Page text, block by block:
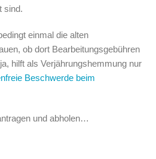
sind.
einmal die alten
ob dort Bearbeitungsgebühren
hilft als Verjährungshemmung nur
Beschwerde beim
und abholen…